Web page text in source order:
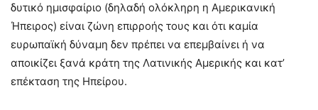
δυτικό ημισφαίριο (δηλαδή ολόκληρη η Αμερικανική
Ήπειρος) είναι ζώνη επιρροής τους και ότι καμία
ευρωπαϊκή δύναμη δεν πρέπει να επεμβαίνει ή να
αποικίζει ξανά κράτη της Λατινικής Αμερικής και κατ’
επέκταση της Ηπείρου.